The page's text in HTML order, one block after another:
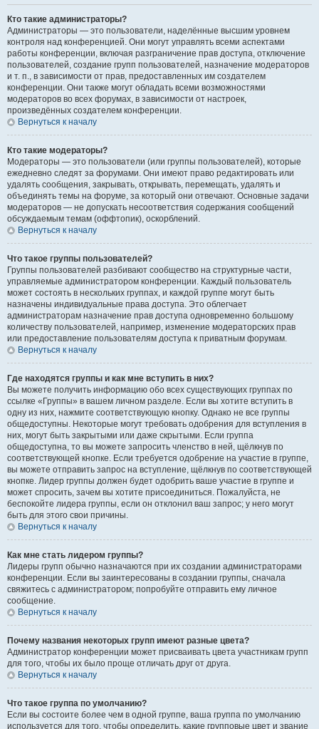
Кто такие администраторы?
Администраторы — это пользователи, наделённые высшим уровнем
контроля над конференцией. Они могут управлять всеми аспектами
работы конференции, включая разграничение прав доступа, отключение
пользователей, создание групп пользователей, назначение модераторов
и т. п., в зависимости от прав, предоставленных им создателем
конференции. Они также могут обладать всеми возможностями
модераторов во всех форумах, в зависимости от настроек,
произведённых создателем конференции.
Вернуться к началу
Кто такие модераторы?
Модераторы — это пользователи (или группы пользователей), которые
ежедневно следят за форумами. Они имеют право редактировать или
удалять сообщения, закрывать, открывать, перемещать, удалять и
объединять темы на форуме, за который они отвечают. Основные задачи
модераторов — не допускать несоответствия содержания сообщений
обсуждаемым темам (оффтопик), оскорблений.
Вернуться к началу
Что такое группы пользователей?
Группы пользователей разбивают сообщество на структурные части,
управляемые администратором конференции. Каждый пользователь
может состоять в нескольких группах, и каждой группе могут быть
назначены индивидуальные права доступа. Это облегчает
администраторам назначение прав доступа одновременно большому
количеству пользователей, например, изменение модераторских прав
или предоставление пользователям доступа к приватным форумам.
Вернуться к началу
Где находятся группы и как мне вступить в них?
Вы можете получить информацию обо всех существующих группах по
ссылке «Группы» в вашем личном разделе. Если вы хотите вступить в
одну из них, нажмите соответствующую кнопку. Однако не все группы
общедоступны. Некоторые могут требовать одобрения для вступления в
них, могут быть закрытыми или даже скрытыми. Если группа
общедоступна, то вы можете запросить членство в ней, щёлкнув по
соответствующей кнопке. Если требуется одобрение на участие в группе,
вы можете отправить запрос на вступление, щёлкнув по соответствующей
кнопке. Лидер группы должен будет одобрить ваше участие в группе и
может спросить, зачем вы хотите присоединиться. Пожалуйста, не
беспокойте лидера группы, если он отклонил ваш запрос; у него могут
быть для этого свои причины.
Вернуться к началу
Как мне стать лидером группы?
Лидеры групп обычно назначаются при их создании администраторами
конференции. Если вы заинтересованы в создании группы, сначала
свяжитесь с администратором; попробуйте отправить ему личное
сообщение.
Вернуться к началу
Почему названия некоторых групп имеют разные цвета?
Администратор конференции может присваивать цвета участникам групп
для того, чтобы их было проще отличать друг от друга.
Вернуться к началу
Что такое группа по умолчанию?
Если вы состоите более чем в одной группе, ваша группа по умолчанию
используется для того, чтобы определить, какие групповые цвет и звание